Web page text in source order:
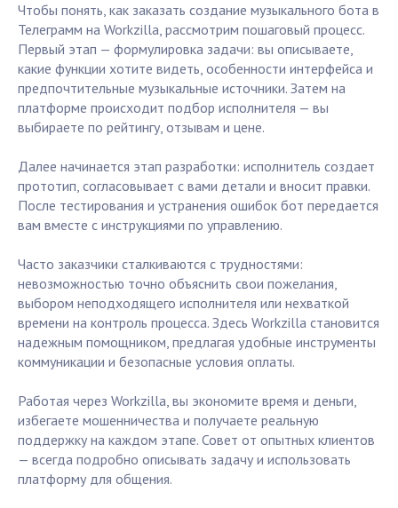
Чтобы понять, как заказать создание музыкального бота в
Телеграмм на Workzilla, рассмотрим пошаговый процесс.
Первый этап — формулировка задачи: вы описываете,
какие функции хотите видеть, особенности интерфейса и
предпочтительные музыкальные источники. Затем на
платформе происходит подбор исполнителя — вы
выбираете по рейтингу, отзывам и цене.
Далее начинается этап разработки: исполнитель создает
прототип, согласовывает с вами детали и вносит правки.
После тестирования и устранения ошибок бот передается
вам вместе с инструкциями по управлению.
Часто заказчики сталкиваются с трудностями:
невозможностью точно объяснить свои пожелания,
выбором неподходящего исполнителя или нехваткой
времени на контроль процесса. Здесь Workzilla становится
надежным помощником, предлагая удобные инструменты
коммуникации и безопасные условия оплаты.
Работая через Workzilla, вы экономите время и деньги,
избегаете мошенничества и получаете реальную
поддержку на каждом этапе. Совет от опытных клиентов
— всегда подробно описывать задачу и использовать
платформу для общения.